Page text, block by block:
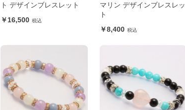
ト デザインブレスレット
16,500
マリン デザインブレスレッ
ト
8,400